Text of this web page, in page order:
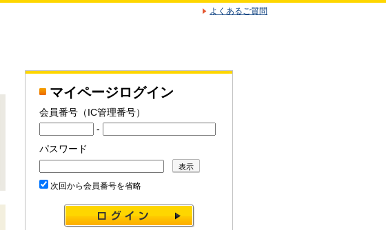
よくあるご質問
マイページログイン
会員番号（IC管理番号）
-
パスワード
次回から会員番号を省略